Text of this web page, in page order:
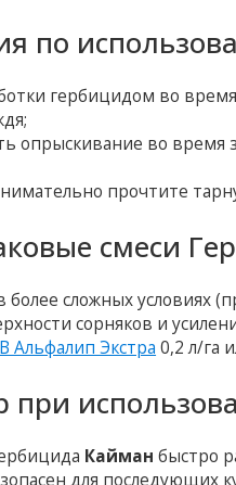
по
гербицидом во
опрыскивание во время
прочтите
смеси
сложных условиях
сорняков и
Альфалип Экстра 0,2 л/га
при
Кайман быстро
для последующих